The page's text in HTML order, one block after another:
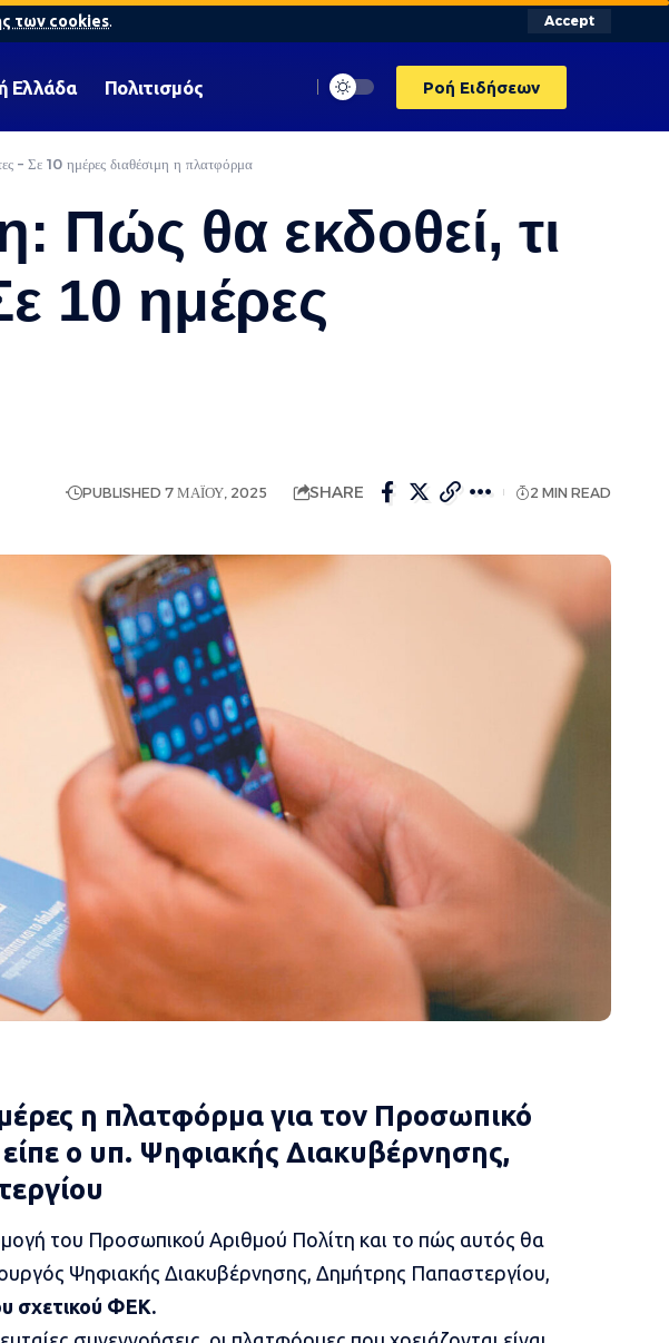
των cookies. Accept
Ελλάδα Πολιτισμός Ροή Ειδήσεων
– Σε 10 ημέρες διαθέσιμη η πλατφόρμα
Πώς θα εκδοθεί, τι
10 ημέρες
PUBLISHED 7 ΜΑΪ́ΟΥ, 2025 SHARE 2 MIN READ
η πλατφόρμα για τον Προσωπικό
είπε ο υπ. Ψηφιακής Διακυβέρνησης,
του Προσωπικού Αριθμού Πολίτη και το πώς αυτός θα
Ψηφιακής Διακυβέρνησης, Δημήτρης Παπαστεργίου,
σχετικού ΦΕΚ.